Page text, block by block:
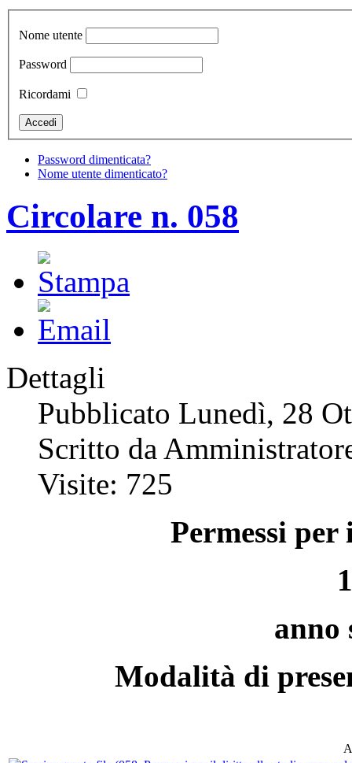
Nome utente
Password
Ricordami
Password dimenticata?
Nome utente dimenticato?
Circolare n. 058
Dettagli
Pubblicato Lunedì, 28
Scritto da
Visite: 725
Permessi
anno
Modalità di